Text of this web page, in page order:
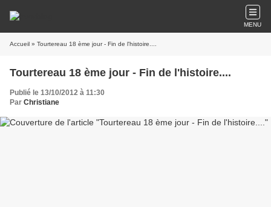
MENU
Accueil » Tourtereau 18 ème jour - Fin de l'histoire....
Tourtereau 18 ème jour - Fin de l'histoire....
Publié le 13/10/2012 à 11:30
Par Christiane